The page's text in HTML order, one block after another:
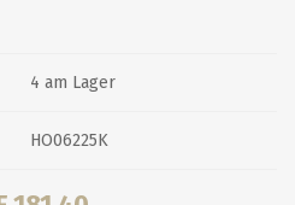
4 am Lager
HO06225K